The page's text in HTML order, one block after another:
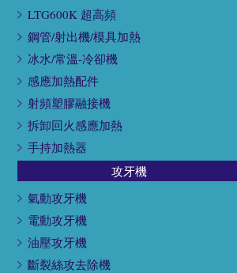
LTG600K 超高頻
鋼管/射出機/模具加熱
冰水/常溫-冷卻機
感應加熱配件
射頻塑膠融接機
拆卸回火感應加熱
手持加熱器
攻牙機
氣動攻牙機
電動攻牙機
油壓攻牙機
斷裂絲攻去除機